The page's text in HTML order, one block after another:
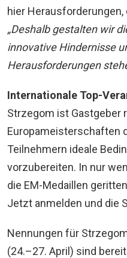
hier
„Deshalb gestalten wir
innovative Hindernisse
Herausforderungen
Internationale Top-
Strzegom ist Gastgeber
Europameisterschaften
Teilnehmern ideale
vorzubereiten. In nur
die EM-Medaillen
Jetzt anmelden und die
Nennungen für
(24.–27. April) sind